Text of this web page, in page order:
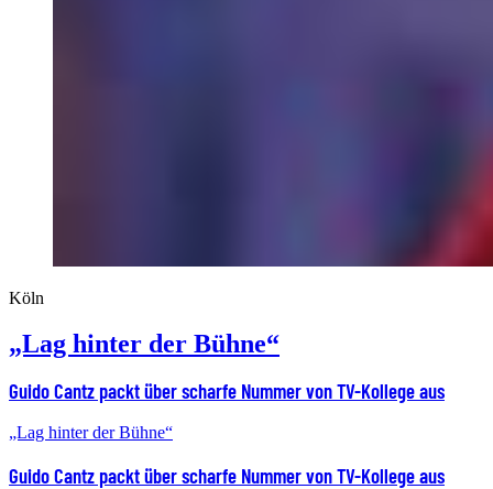
Köln
„Lag hinter der Bühne“
Guido Cantz packt über scharfe Nummer von TV-Kollege aus
„Lag hinter der Bühne“
Guido Cantz packt über scharfe Nummer von TV-Kollege aus